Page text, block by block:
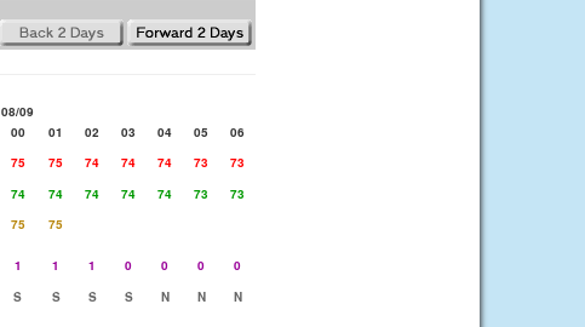
08/09
00 01 02 03 04 05
06
75 75 74 74 74 73
73
74 74 74 74 74 73
73
75
75
1 1 1 0 0 0
0
S S S S N N
N